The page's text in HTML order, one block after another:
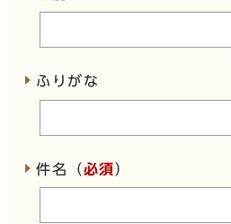
ふりがな
件名（必須）